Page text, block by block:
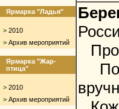
Ярмарка "Ладья"
> 2010
> Архив мероприятий
Ярмарка "Жар-
птица"
> 2010
> Архив мероприятий